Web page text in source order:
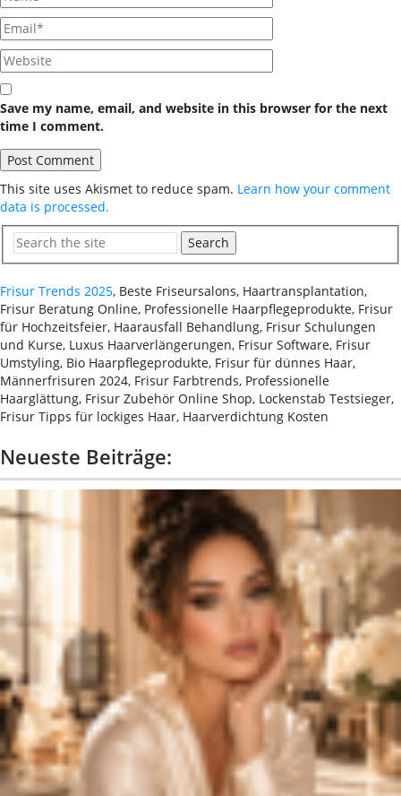
Save my name, email, and website in this browser for the next
time I comment.
This site uses Akismet to reduce spam. Learn how your comment
data is processed.
Search
Frisur Trends 2025, Beste Friseursalons, Haartransplantation,
Frisur Beratung Online, Professionelle Haarpflegeprodukte, Frisur
für Hochzeitsfeier, Haarausfall Behandlung, Frisur Schulungen
und Kurse, Luxus Haarverlängerungen, Frisur Software, Frisur
Umstyling, Bio Haarpflegeprodukte, Frisur für dünnes Haar,
Männerfrisuren 2024, Frisur Farbtrends, Professionelle
Haarglättung, Frisur Zubehör Online Shop, Lockenstab Testsieger,
Frisur Tipps für lockiges Haar, Haarverdichtung Kosten
Neueste Beiträge: